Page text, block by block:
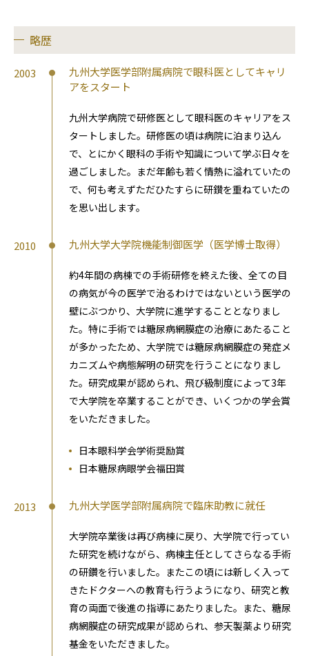
略歴
2003
九州大学医学部附属病院で眼科医としてキャリ
アをスタート
九州大学病院で研修医として眼科医のキャリアをス
タートしました。研修医の頃は病院に泊まり込ん
で、とにかく眼科の手術や知識について学ぶ日々を
過ごしました。まだ年齢も若く情熱に溢れていたの
で、何も考えずただひたすらに研鑚を重ねていたの
を思い出します。
2010 九州大学大学院機能制御医学（医学博士取得）
約4年間の病棟での手術研修を終えた後、全ての目
の病気が今の医学で治るわけではないという医学の
壁にぶつかり、大学院に進学することとなりまし
た。特に手術では糖尿病網膜症の治療にあたること
が多かったため、大学院では糖尿病網膜症の発症メ
カニズムや病態解明の研究を行うことになりまし
た。研究成果が認められ、飛び級制度によって3年
で大学院を卒業することができ、いくつかの学会賞
をいただきました。
日本眼科学会学術奨励賞
日本糖尿病眼学会福田賞
2013 九州大学医学部附属病院で臨床助教に就任
大学院卒業後は再び病棟に戻り、大学院で行ってい
た研究を続けながら、病棟主任としてさらなる手術
の研鑽を行いました。またこの頃には新しく入って
きたドクターへの教育も行うようになり、研究と教
育の両面で後進の指導にあたりました。また、糖尿
病網膜症の研究成果が認められ、参天製薬より研究
基金をいただきました。